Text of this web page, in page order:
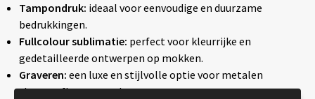
Tampondruk: ideaal voor eenvoudige en duurzame
bedrukkingen.
Fullcolour sublimatie: perfect voor kleurrijke en
gedetailleerde ontwerpen op mokken.
Graveren: een luxe en stijlvolle optie voor metalen
thermosflessen en glazen.